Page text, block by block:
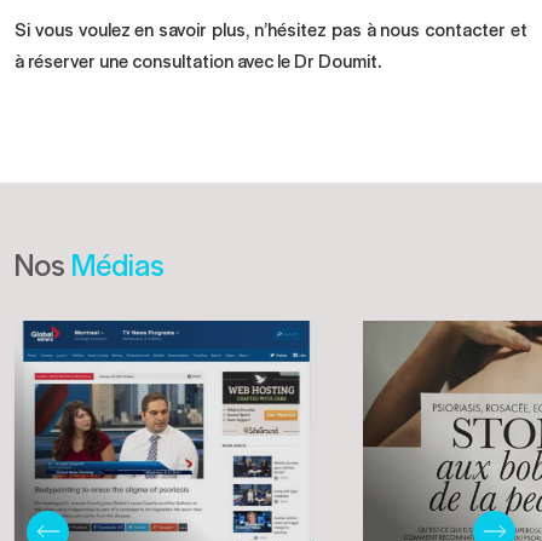
Si vous voulez en savoir plus, n’hésitez pas ànous contacter et
à réserver une consultation avec le Dr Doumit.
Nos Médias